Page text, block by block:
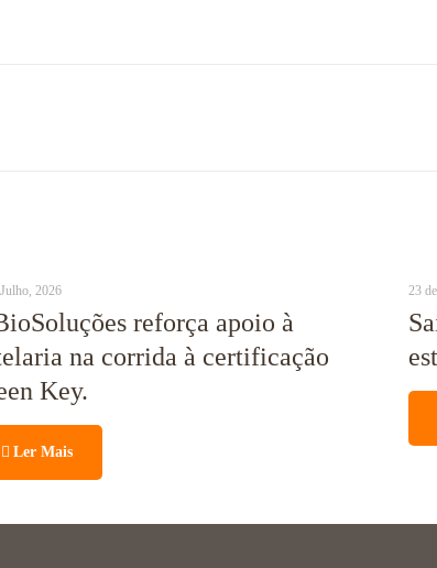
2026
reforça apoio à
na corrida à certificação
Key.
Ler Mais
23